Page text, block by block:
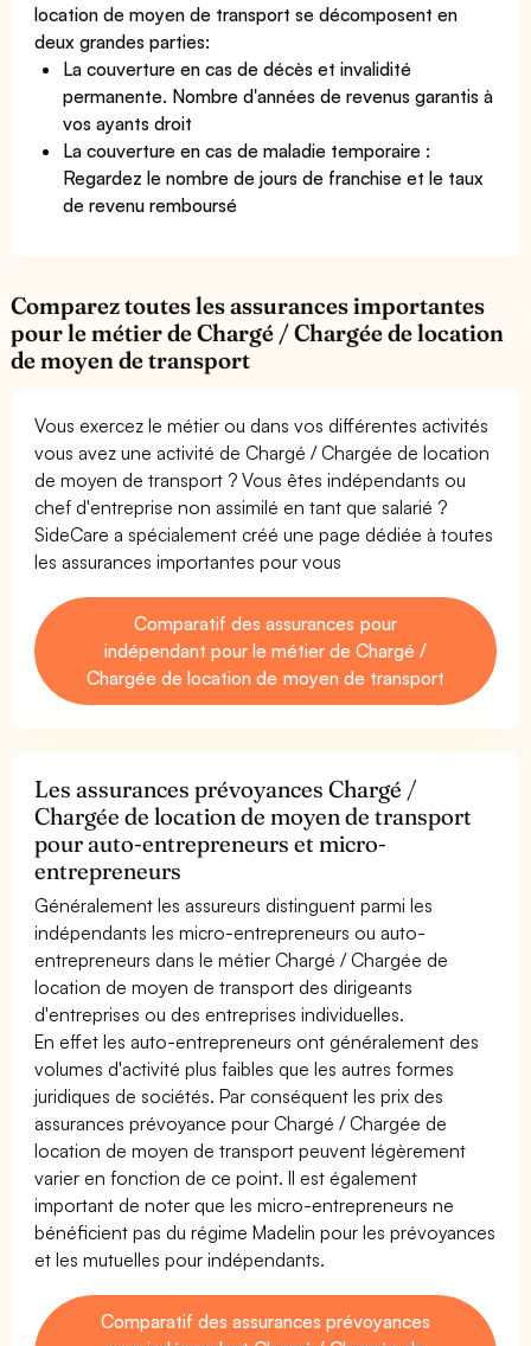
location de moyen de transport se décomposent en
deux grandes parties:
La couverture en cas de décès et invalidité
permanente. Nombre d'années de revenus garantis à
vos ayants droit
La couverture en cas de maladie temporaire :
Regardez le nombre de jours de franchise et le taux
de revenu remboursé
Comparez toutes les assurances importantes
pour le métier de Chargé / Chargée de location
de moyen de transport
Vous exercez le métier ou dans vos différentes activités
vous avez une activité de Chargé / Chargée de location
de moyen de transport ? Vous êtes indépendants ou
chef d'entreprise non assimilé en tant que salarié ?
SideCare a spécialement créé une page dédiée à toutes
les assurances importantes pour vous
Comparatif des assurances pour
indépendant pour le métier de Chargé /
Chargée de location de moyen de transport
Les assurances prévoyances Chargé /
Chargée de location de moyen de transport
pour auto-entrepreneurs et micro-
entrepreneurs
Généralement les assureurs distinguent parmi les
indépendants les micro-entrepreneurs ou auto-
entrepreneurs dans le métier Chargé / Chargée de
location de moyen de transport des dirigeants
d'entreprises ou des entreprises individuelles.
En effet les auto-entrepreneurs ont généralement des
volumes d'activité plus faibles que les autres formes
juridiques de sociétés. Par conséquent les prix des
assurances prévoyance pour Chargé / Chargée de
location de moyen de transport peuvent légèrement
varier en fonction de ce point. Il est également
important de noter que les micro-entrepreneurs ne
bénéficient pas du régime Madelin pour les prévoyances
et les mutuelles pour indépendants.
Comparatif des assurances prévoyances